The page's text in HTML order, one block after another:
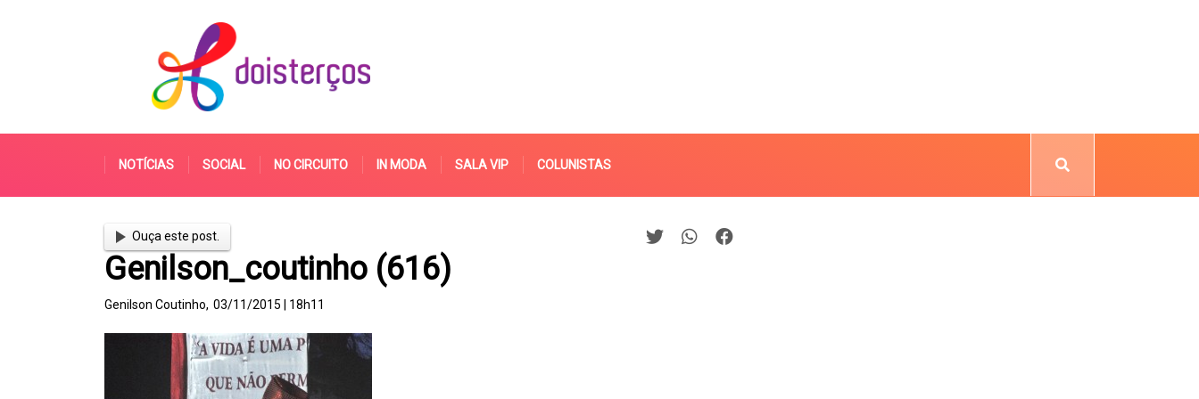
NOTÍCIAS SOCIAL NO CIRCUITO IN MODA SALA VIP COLUNISTAS
Ouça este post.
Genilson_coutinho (616)
Genilson Coutinho, 03/11/2015 | 18h11